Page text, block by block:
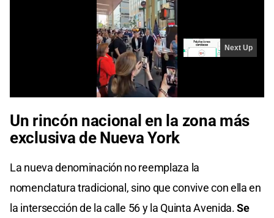
Un rincón nacional en la zona más
exclusiva de Nueva York
La nueva denominación no reemplaza la
nomenclatura tradicional, sino que convive con ella en
la intersección de la calle 56 y la Quinta Avenida.Se